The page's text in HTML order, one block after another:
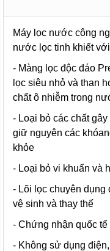
Máy lọc nước công
nước lọc tinh khiết
- Màng lọc độc đáo
lọc siêu nhỏ và than
chất ô nhiễm trong
- Loại bỏ các chất
giữ nguyên các
khỏe
- Loại bỏ vi khuẩn và
- Lõi lọc chuyên dụng
vệ sinh và thay thế
- Chứng nhận quốc
- Không sử dụng